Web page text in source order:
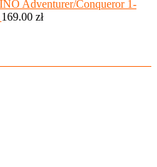
Adventurer/Conqueror 1-
169.00 zł